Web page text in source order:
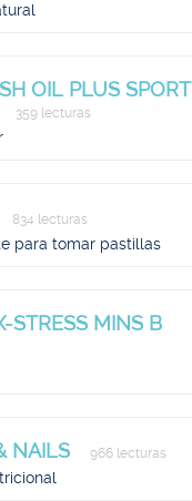
OIL PLUS SPORT
359 lecturas
834 lecturas
para tomar pastillas
STRESS MINS B
NAILS 966 lecturas